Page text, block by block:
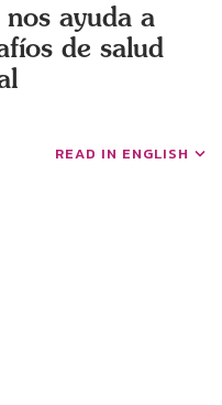
ayuda a
de salud
READ IN ENGLISH